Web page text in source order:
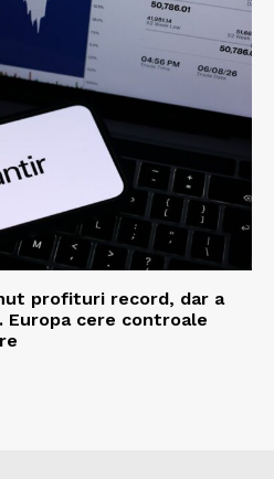
profituri record, dar a
cere controale